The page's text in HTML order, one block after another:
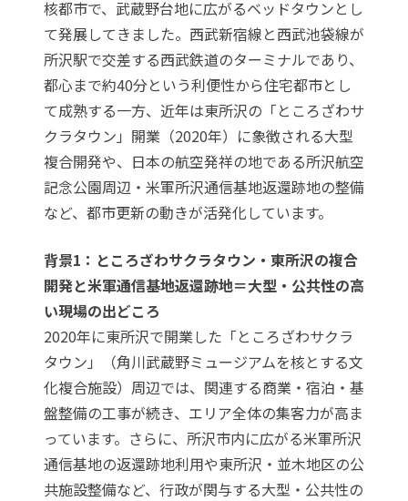
核都市で、武蔵野台地に広がるベッドタウンとし
て発展してきました。西武新宿線と西武池袋線が
所沢駅で交差する西武鉄道のターミナルであり、
都心まで約40分という利便性から住宅都市とし
て成熟する一方、近年は東所沢の「ところざわサ
クラタウン」開業（2020年）に象徴される大型
複合開発や、日本の航空発祥の地である所沢航空
記念公園周辺・米軍所沢通信基地返還跡地の整備
など、都市更新の動きが活発化しています。
背景1：ところざわサクラタウン・東所沢の複合
開発と米軍通信基地返還跡地＝大型・公共性の高
い現場の出どころ
2020年に東所沢で開業した「ところざわサクラ
タウン」（角川武蔵野ミュージアムを核とする文
化複合施設）周辺では、関連する商業・宿泊・基
盤整備の工事が続き、エリア全体の集客力が高ま
っています。さらに、所沢市内に広がる米軍所沢
通信基地の返還跡地利用や東所沢・並木地区の公
共施設整備など、行政が関与する大型・公共性の